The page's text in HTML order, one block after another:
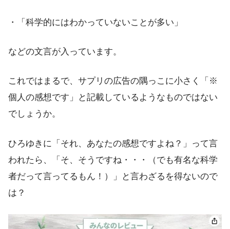
・「科学的にはわかっていないことが多い」
などの文言が入っています。
これではまるで、サプリの広告の隅っこに小さく「※
個人の感想です」と記載しているようなものではない
でしょうか。
ひろゆきに「それ、あなたの感想ですよね？」って言
われたら、「そ、そうですね・・・（でも有名な科学
者だって言ってるもん！）」と言わざるを得ないので
は？